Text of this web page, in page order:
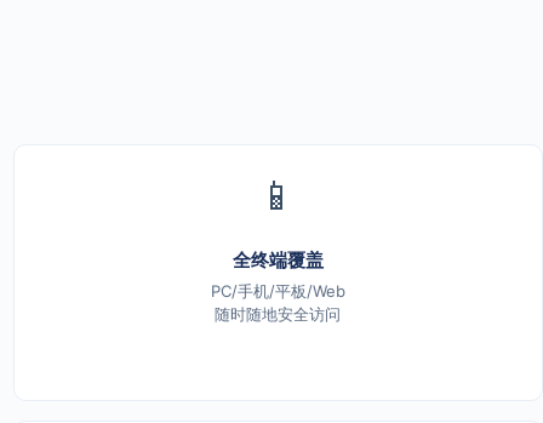
📱
全终端覆盖
PC/手机/平板/Web
随时随地安全访问